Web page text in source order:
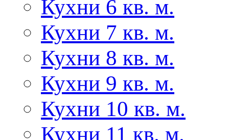
Кухни 6 кв. м.
Кухни 7 кв. м.
Кухни 8 кв. м.
Кухни 9 кв. м.
Кухни 10 кв. м.
Кухни 11 кв. м.